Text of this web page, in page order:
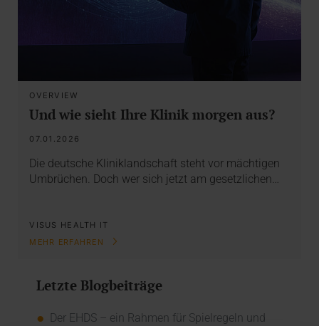
OVERVIEW
Und wie sieht Ihre Klinik morgen aus?
07.01.2026
Die deutsche Kliniklandschaft steht vor mächtigen
Umbrüchen. Doch wer sich jetzt am gesetzlichen…
VISUS HEALTH IT
MEHR ERFAHREN
Letzte Blogbeiträge
Der EHDS – ein Rahmen für Spielregeln und